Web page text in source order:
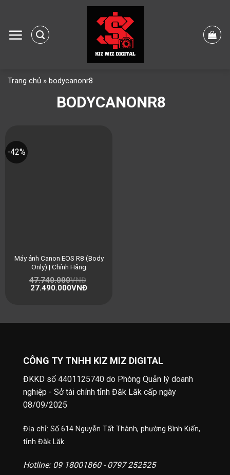
content
Trang chủ » bodycanonr8
BODYCANONR8
-42%
Máy ảnh Canon EOS R8 (Body
Only) | Chính Hãng
47.740.000VNĐ
27.490.000VNĐ
CÔNG TY TNHH KIZ MIZ DIGITAL
ĐKKD số 4401125740 do Phòng Quản lý doanh
nghiệp - Sở tài chính tỉnh Đăk Lăk cấp ngày
08/09/2025
Địa chỉ: Số 614 Nguyễn Tất Thành, phường Bình Kiến,
tỉnh Đăk Lăk
Hotline: 09 18001860 - 0797 252525